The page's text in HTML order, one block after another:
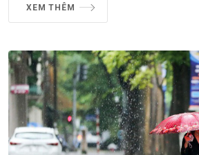
XEM THÊM